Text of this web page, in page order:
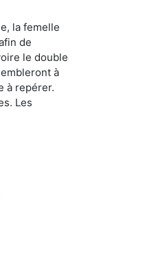
la femelle
de
le double
à
à repérer.
Les